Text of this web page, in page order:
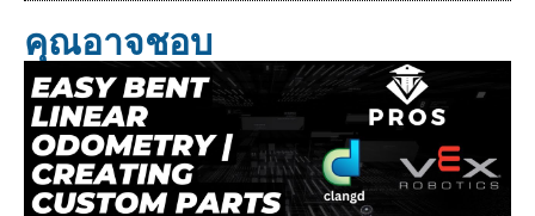
คุณอาจชอบ